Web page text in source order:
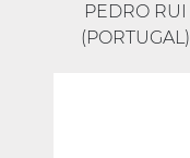
PEDRO RUI
(PORTUGAL)